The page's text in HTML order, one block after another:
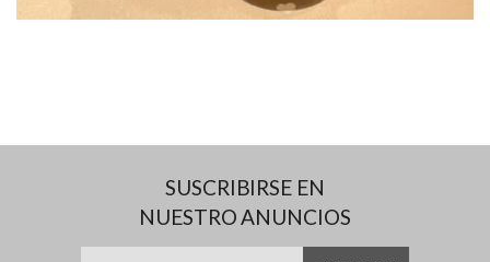
SUSCRIBIRSE EN
NUESTRO ANUNCIOS